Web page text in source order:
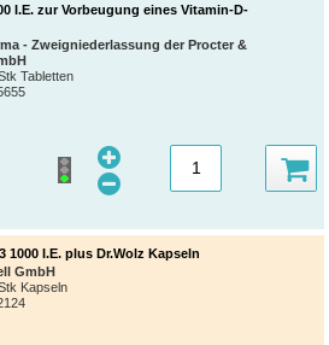
I.E. zur Vorbeugung eines Vitamin-D-
- Zweigniederlassung der Procter &
Tabletten
1000 I.E. plus Dr.Wolz Kapseln
GmbH
Kapseln